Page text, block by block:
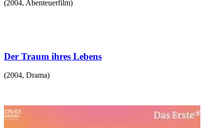
(2004, Abenteuerfilm)
Der Traum ihres Lebens
(2004, Drama)